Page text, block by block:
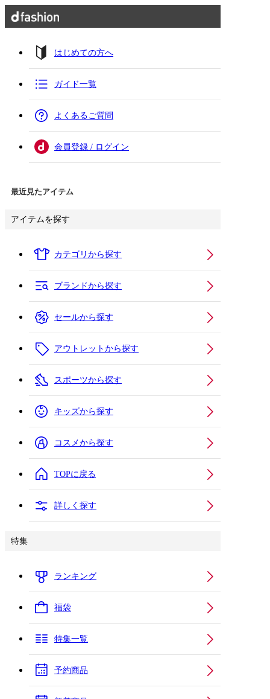
はじめての方へ
ガイド一覧
よくあるご質問
会員登録 / ログイン
最近見たアイテム
アイテムを探す
カテゴリから探す
ブランドから探す
セールから探す
アウトレットから探す
スポーツから探す
キッズから探す
コスメから探す
TOPに戻る
詳しく探す
特集
ランキング
福袋
特集一覧
予約商品